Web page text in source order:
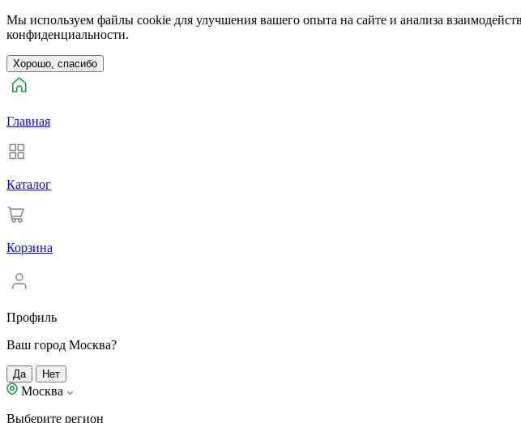
Мы используем файлы cookie для улучшения вашего опыта на сайте и анализа
конфиденциальности.
Хорошо, спасибо
Главная
Каталог
Корзина
Профиль
Ваш город Москва?
Да Нет
Москва
Выберите регион